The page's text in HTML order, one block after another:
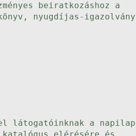
beiratkozáshoz a
nyugdíjas-
látogatóinknak a